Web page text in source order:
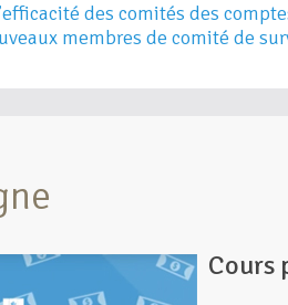
des comités des
membres de comité de
Cours